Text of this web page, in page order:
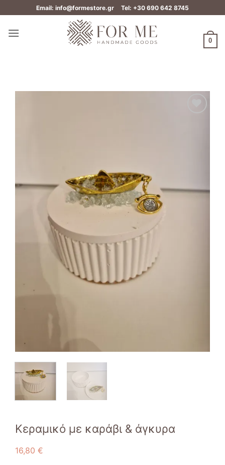
Μετάβαση
στο
περιεχόμενο
Email: info@formestore.gr Tel: +30 690 642 8745
0
Κεραμικό με καράβι & άγκυρα
16,80 €